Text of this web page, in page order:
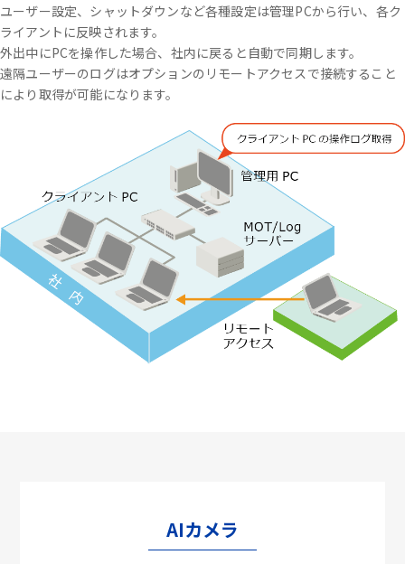
ユーザー設定、シャットダウンなど各種設定は管理PCから行い、各ク
ライアントに反映されます。
外出中にPCを操作した場合、社内に戻ると自動で同期します。
遠隔ユーザーのログはオプションのリモートアクセスで接続すること
により取得が可能になります。
AIカメラ